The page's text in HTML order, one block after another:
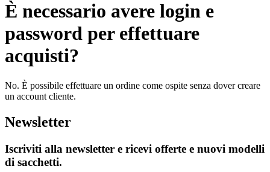
È necessario avere login e
password per effettuare
acquisti?
No. È possibile effettuare un ordine come ospite senza dover creare
un account cliente.
Newsletter
Iscriviti alla newsletter e ricevi offerte e nuovi modelli
di sacchetti.